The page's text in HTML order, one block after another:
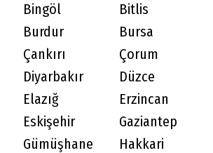
Bingöl
Bitlis
Burdur
Bursa
Çankırı
Çorum
Diyarbakır
Düzce
Elazığ
Erzincan
Eskişehir
Gaziantep
Gümüşhane
Hakkari